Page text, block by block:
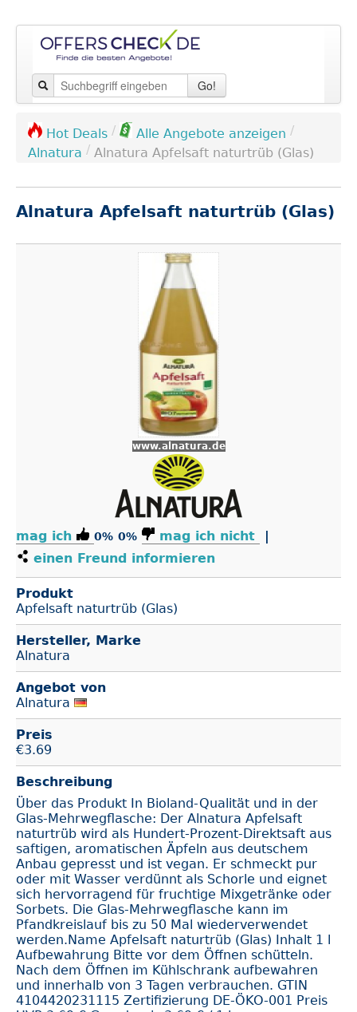
Go!
Hot Deals / Alle Angebote anzeigen /
Alnatura / Alnatura Apfelsaft naturtrüb (Glas)
Alnatura Apfelsaft naturtrüb (Glas)
www.alnatura.de
mag ich 0% 0% mag ich nicht
|
einen Freund informieren
Produkt
Apfelsaft naturtrüb (Glas)
Hersteller, Marke
Alnatura
Angebot von
Alnatura
Preis
€3.69
Beschreibung
Über das Produkt In Bioland-Qualität und in der
Glas-Mehrwegflasche: Der Alnatura Apfelsaft
naturtrüb wird als Hundert-Prozent-Direktsaft aus
saftigen, aromatischen Äpfeln aus deutschem
Anbau gepresst und ist vegan. Er schmeckt pur
oder mit Wasser verdünnt als Schorle und eignet
sich hervorragend für fruchtige Mixgetränke oder
Sorbets. Die Glas-Mehrwegflasche kann im
Pfandkreislauf bis zu 50 Mal wiederverwendet
werden.Name Apfelsaft naturtrüb (Glas) Inhalt 1 l
Aufbewahrung Bitte vor dem Öffnen schütteln.
Nach dem Öffnen im Kühlschrank aufbewahren
und innerhalb von 3 Tagen verbrauchen. GTIN
4104420231115 Zertifizierung DE-ÖKO-001 Preis